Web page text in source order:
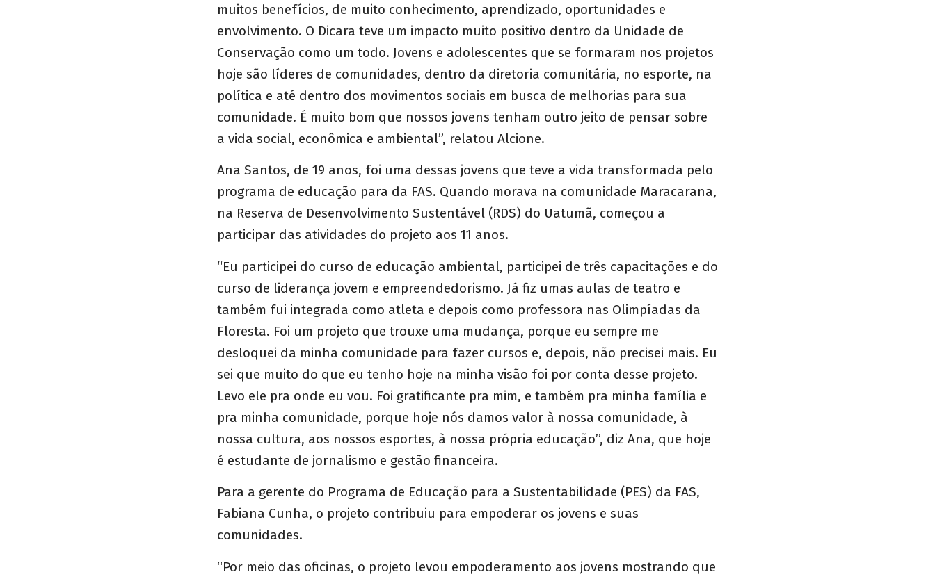
muitos benefícios, de muito conhecimento, aprendizado, oportunidades e
envolvimento. O Dicara teve um impacto muito positivo dentro da Unidade de
Conservação como um todo. Jovens e adolescentes que se formaram nos projetos
hoje são líderes de comunidades, dentro da diretoria comunitária, no esporte, na
política e até dentro dos movimentos sociais em busca de melhorias para sua
comunidade. É muito bom que nossos jovens tenham outro jeito de pensar sobre
a vida social, econômica e ambiental”, relatou Alcione.
Ana Santos, de 19 anos, foi uma dessas jovens que teve a vida transformada pelo
programa de educação para da FAS. Quando morava na comunidade Maracarana,
na Reserva de Desenvolvimento Sustentável (RDS) do Uatumã, começou a
participar das atividades do projeto aos 11 anos.
“Eu participei do curso de educação ambiental, participei de três capacitações e do
curso de liderança jovem e empreendedorismo. Já fiz umas aulas de teatro e
também fui integrada como atleta e depois como professora nas Olimpíadas da
Floresta. Foi um projeto que trouxe uma mudança, porque eu sempre me
desloquei da minha comunidade para fazer cursos e, depois, não precisei mais. Eu
sei que muito do que eu tenho hoje na minha visão foi por conta desse projeto.
Levo ele pra onde eu vou. Foi gratificante pra mim, e também pra minha família e
pra minha comunidade, porque hoje nós damos valor à nossa comunidade, à
nossa cultura, aos nossos esportes, à nossa própria educação”, diz Ana, que hoje
é estudante de jornalismo e gestão financeira.
Para a gerente do Programa de Educação para a Sustentabilidade (PES) da FAS,
Fabiana Cunha, o projeto contribuiu para empoderar os jovens e suas
comunidades.
“Por meio das oficinas, o projeto levou empoderamento aos jovens mostrando que